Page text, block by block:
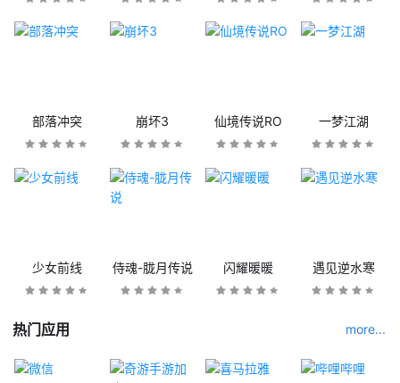
部落冲突 崩坏3 仙境传说RO 一梦江湖
少女前线 侍魂-胧月传说 闪耀暖暖 遇见逆水寒
热门应用 more...